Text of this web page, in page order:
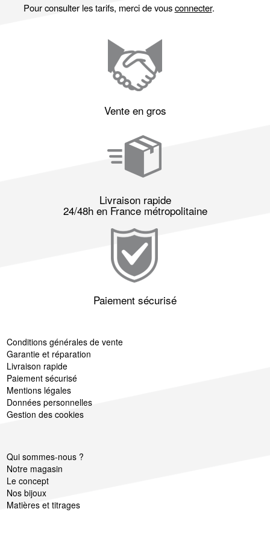
Pour consulter les tarifs, merci de vousconnecter.
Vente en gros
Livraison rapide
24/48h en France métropolitaine
Paiement sécurisé
Conditions générales de vente
Garantie et réparation
Livraison rapide
Paiement sécurisé
Mentions légales
Données personnelles
Gestion des cookies
Qui sommes-nous ?
Notre magasin
Le concept
Nos bijoux
Matières et titrages